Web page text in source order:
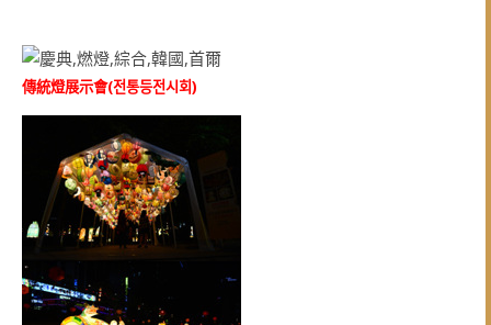
傳統燈展示會(전통등전시회)